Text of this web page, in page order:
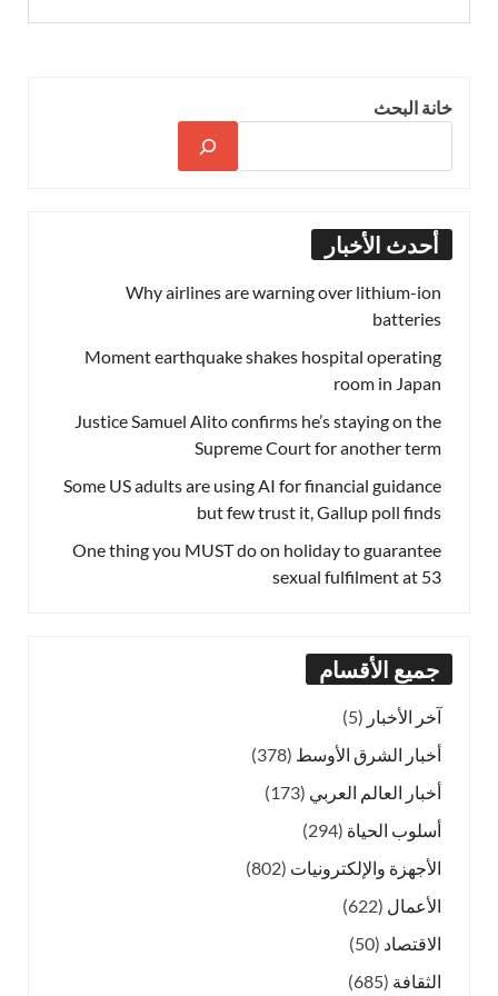
خانة البحث
أحدث الأخبار
Why airlines are warning over lithium-ion
batteries
Moment earthquake shakes hospital operating
room in Japan
Justice Samuel Alito confirms he’s staying on the
Supreme Court for another term
Some US adults are using AI for financial guidance
but few trust it, Gallup poll finds
One thing you MUST do on holiday to guarantee
sexual fulfilment at 53
جميع الأقسام
آخر الأخبار (5)
أخبار الشرق الأوسط (378)
أخبار العالم العربي (173)
أسلوب الحياة (294)
الأجهزة والإلكترونيات (802)
الأعمال (622)
الاقتصاد (50)
الثقافة (685)